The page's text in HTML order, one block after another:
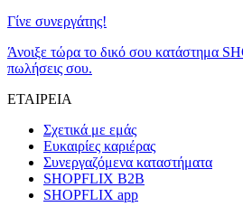
Γίνε συνεργάτης!
Άνοιξε τώρα το δικό σου κατάστημα
πωλήσεις σου.
ΕΤΑΙΡΕΙΑ
Σχετικά με εμάς
Ευκαιρίες καριέρας
Συνεργαζόμενα καταστήματα
SHOPFLIX B2B
SHOPFLIX app